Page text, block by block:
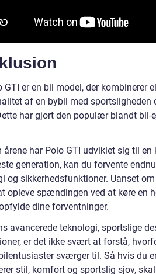
GTI er en bil model, der kombinerer
af en bybil med
har gjort den populær blandt bil-
årene har Polo GTI udviklet sig til
generation, kan du forvente
og sikkerhedsfunktioner. Uanset
opleve spændingen ved at køre en
dine forventninger.
avancerede teknologi, sportslige
er det ikke svært at forstå,
sværger til. Så hvis du
stil, komfort og sportslig sjov,